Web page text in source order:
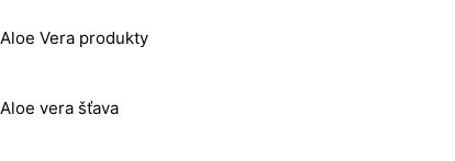
Aloe Vera produkty
Aloe vera šťava